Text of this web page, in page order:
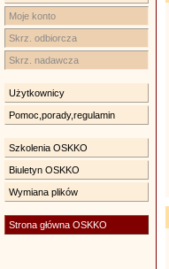
Moje konto
Skrz. odbiorcza
Skrz. nadawcza
Użytkownicy
Pomoc,porady,regulamin
Szkolenia OSKKO
Biuletyn OSKKO
Wymiana plików
Strona główna OSKKO